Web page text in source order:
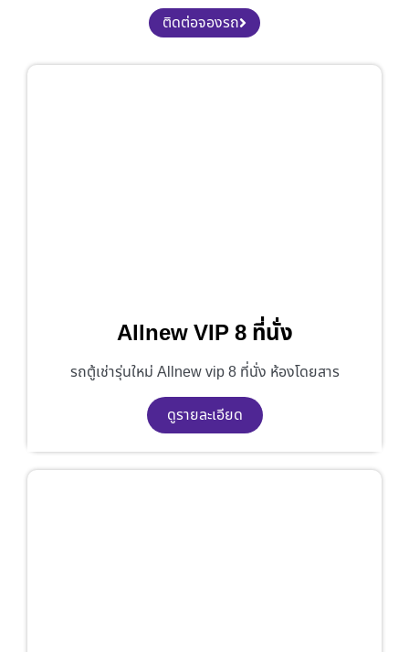
ติดต่อจองรถ
Allnew VIP 8 ที่นั่ง
รถตู้เช่ารุ่นใหม่ Allnew vip 8 ที่นั่ง ห้องโดยสาร
ดูรายละเอียด